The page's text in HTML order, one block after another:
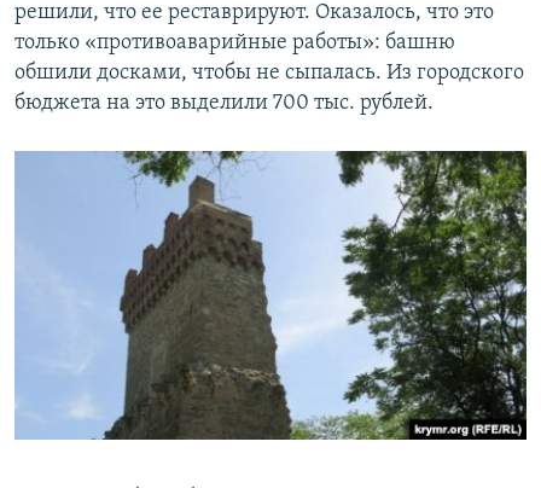
решили, что ее реставрируют. Оказалось, что это
только «противоаварийные работы»: башню
обшили досками, чтобы не сыпалась. Из городского
бюджета на это выделили 700 тыс. рублей.